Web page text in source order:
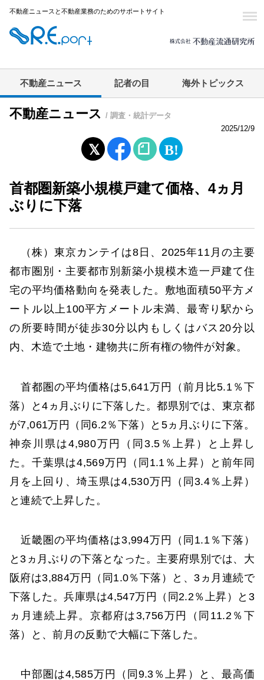
不動産ニュースと不動産業務のためのサポートサイト
不動産ニュース 記者の目 海外トピックス
不動産ニュース / 調査・統計データ
2025/12/9
首都圏新築小規模戸建て価格、4ヵ月
ぶりに下落
（株）東京カンテイは8日、2025年11月の主要
都市圏別・主要都市別新築小規模木造一戸建て住
宅の平均価格動向を発表した。敷地面積50平方メ
ートル以上100平方メートル未満、最寄り駅から
の所要時間が徒歩30分以内もしくはバス20分以
内、木造で土地・建物共に所有権の物件が対象。
首都圏の平均価格は5,641万円（前月比5.1％下
落）と4ヵ月ぶりに下落した。都県別では、東京都
が7,061万円（同6.2％下落）と5ヵ月ぶりに下落。
神奈川県は4,980万円（同3.5％上昇）と上昇し
た。千葉県は4,569万円（同1.1％上昇）と前年同
月を上回り、埼玉県は4,530万円（同3.4％上昇）
と連続で上昇した。
近畿圏の平均価格は3,994万円（同1.1％下落）
と3ヵ月ぶりの下落となった。主要府県別では、大
阪府は3,884万円（同1.0％下落）と、3ヵ月連続で
下落した。兵庫県は4,547万円（同2.2％上昇）と3
ヵ月連続上昇。京都府は3,756万円（同11.2％下
落）と、前月の反動で大幅に下落した。
中部圏は4,585万円（同9.3％上昇）と、最高価